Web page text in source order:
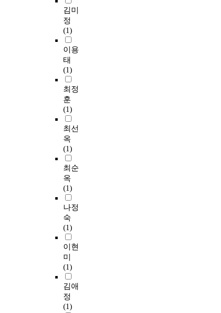
김미
정
(1)
이용
태
(1)
최정
훈
(1)
최선
옥
(1)
최순
옥
(1)
나정
숙
(1)
이현
미
(1)
김애
정
(1)